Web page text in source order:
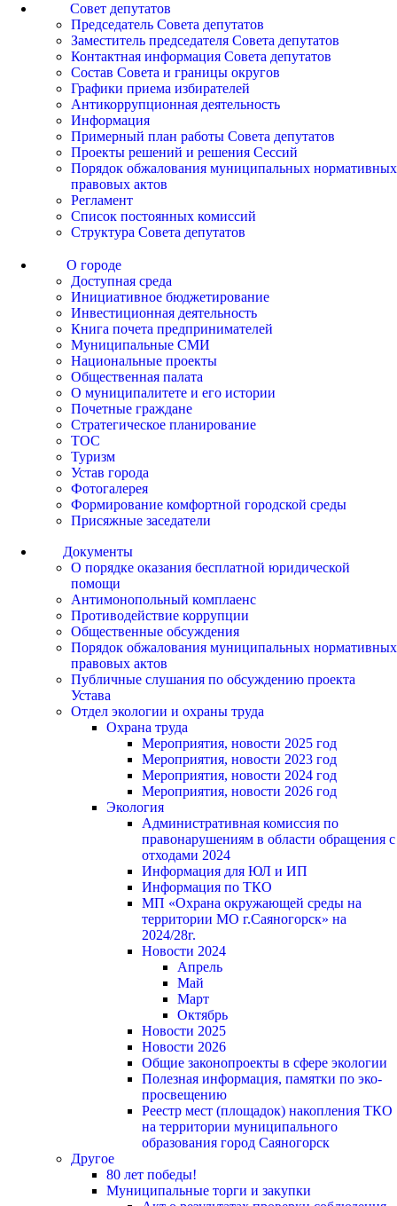
Совет депутатов
Председатель Совета депутатов
Заместитель председателя Совета депутатов
Контактная информация Совета депутатов
Состав Совета и границы округов
Графики приема избирателей
Антикоррупционная деятельность
Информация
Примерный план работы Совета депутатов
Проекты решений и решения Сессий
Порядок обжалования муниципальных нормативных
правовых актов
Регламент
Список постоянных комиссий
Структура Совета депутатов
О городе
Доступная среда
Инициативное бюджетирование
Инвестиционная деятельность
Книга почета предпринимателей
Муниципальные СМИ
Национальные проекты
Общественная палата
О муниципалитете и его истории
Почетные граждане
Стратегическое планирование
ТОС
Туризм
Устав города
Фотогалерея
Формирование комфортной городской среды
Присяжные заседатели
Документы
О порядке оказания бесплатной юридической
помощи
Антимонопольный комплаенс
Противодействие коррупции
Общественные обсуждения
Порядок обжалования муниципальных нормативных
правовых актов
Публичные слушания по обсуждению проекта
Устава
Отдел экологии и охраны труда
Охрана труда
Мероприятия, новости 2025 год
Мероприятия, новости 2023 год
Мероприятия, новости 2024 год
Мероприятия, новости 2026 год
Экология
Административная комиссия по
правонарушениям в области обращения с
отходами 2024
Информация для ЮЛ и ИП
Информация по ТКО
МП «Охрана окружающей среды на
территории МО г.Саяногорск» на
2024/28г.
Новости 2024
Апрель
Май
Март
Октябрь
Новости 2025
Новости 2026
Общие законопроекты в сфере экологии
Полезная информация, памятки по эко-
просвещению
Реестр мест (площадок) накопления ТКО
на территории муниципального
образования город Саяногорск
Другое
80 лет победы!
Муниципальные торги и закупки